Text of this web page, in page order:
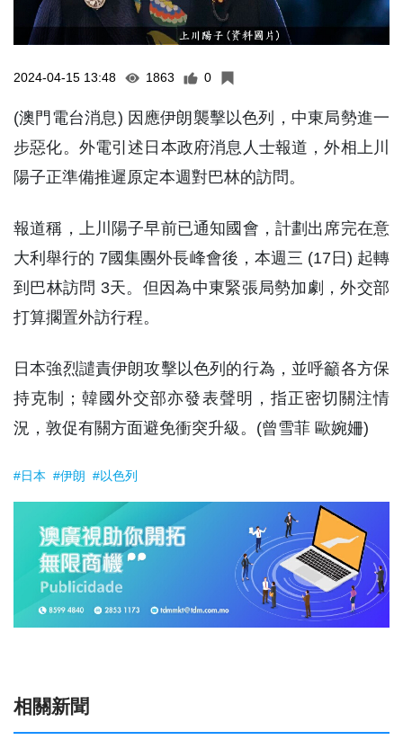
2024-04-15 13:48 1863 0
(澳門電台消息) 因應伊朗襲擊以色列，中東局勢進一
步惡化。外電引述日本政府消息人士報道，外相上川
陽子正準備推遲原定本週對巴林的訪問。
報道稱，上川陽子早前已通知國會，計劃出席完在意
大利舉行的 7國集團外長峰會後，本週三 (17日) 起轉
到巴林訪問 3天。但因為中東緊張局勢加劇，外交部
打算擱置外訪行程。
日本強烈譴責伊朗攻擊以色列的行為，並呼籲各方保
持克制；韓國外交部亦發表聲明，指正密切關注情
況，敦促有關方面避免衝突升級。(曾雪菲 歐婉姍)
#日本 #伊朗 #以色列
相關新聞